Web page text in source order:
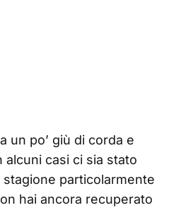
un po’ giù di corda e
alcuni casi ci sia stato
particolarmente
hai ancora recuperato